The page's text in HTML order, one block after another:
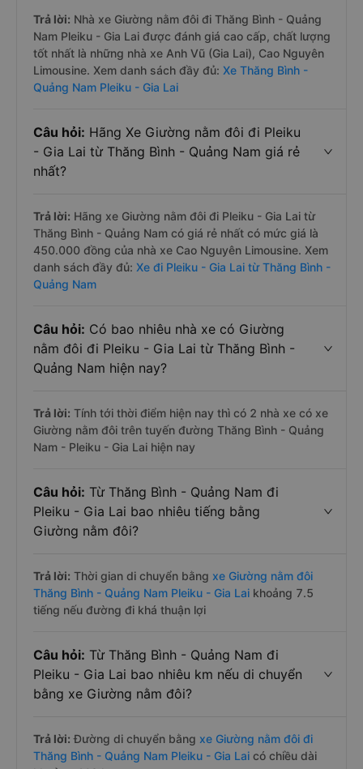
Trả lời: Nhà xe Giường nằm đôi đi Thăng Bình - Quảng
Nam Pleiku - Gia Lai được đánh giá cao cấp, chất lượng
tốt nhất là những nhà xe Anh Vũ (Gia Lai), Cao Nguyên
Limousine. Xem danh sách đầy đủ: Xe Thăng Bình -
Quảng Nam Pleiku - Gia Lai
Câu hỏi: Hãng Xe Giường nằm đôi đi Pleiku
- Gia Lai từ Thăng Bình - Quảng Nam giá rẻ
nhất?
Trả lời: Hãng xe Giường nằm đôi đi Pleiku - Gia Lai từ
Thăng Bình - Quảng Nam có giá rẻ nhất có mức giá là
450.000 đồng của nhà xe Cao Nguyên Limousine. Xem
danh sách đầy đủ: Xe đi Pleiku - Gia Lai từ Thăng Bình -
Quảng Nam
Câu hỏi: Có bao nhiêu nhà xe có Giường
nằm đôi đi Pleiku - Gia Lai từ Thăng Bình -
Quảng Nam hiện nay?
Trả lời: Tính tới thời điểm hiện nay thì có 2 nhà xe có xe
Giường nằm đôi trên tuyến đường Thăng Bình - Quảng
Nam - Pleiku - Gia Lai hiện nay
Câu hỏi: Từ Thăng Bình - Quảng Nam đi
Pleiku - Gia Lai bao nhiêu tiếng bằng
Giường nằm đôi?
Trả lời: Thời gian di chuyển bằng xe Giường nằm đôi
Thăng Bình - Quảng Nam Pleiku - Gia Lai khoảng 7.5
tiếng nếu đường đi khá thuận lợi
Câu hỏi: Từ Thăng Bình - Quảng Nam đi
Pleiku - Gia Lai bao nhiêu km nếu di chuyển
bằng xe Giường nằm đôi?
Trả lời: Đường di chuyển bằng xe Giường nằm đôi đi
Thăng Bình - Quảng Nam Pleiku - Gia Lai có chiều dài